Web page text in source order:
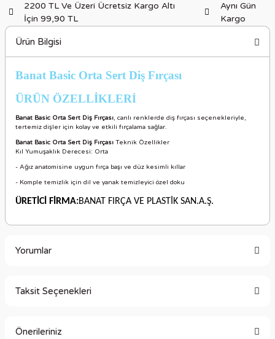
2200 TL Ve Üzeri Ücretsiz Kargo Altı
İçin 99,90 TL
Aynı Gün
Kargo
Ürün Bilgisi
Banat Basic Orta Sert Diş Fırçası
ÜRÜN ÖZELLİKLERİ
Banat Basic Orta Sert Diş Fırçası, canlı renklerde diş fırçası seçenekleriyle,
tertemiz dişler için kolay ve etkili fırçalama sağlar.
Banat Basic Orta Sert Diş Fırçası Teknik Özellikler
Kıl Yumuşaklık Derecesi: Orta
- Ağız anatomisine uygun fırça başı ve düz kesimli kıllar
- Komple temizlik için dil ve yanak temizleyici özel doku
ÜRETİCİ FİRMA:BANAT FIRÇA VE PLASTİK SAN.A.Ş.
Yorumlar
Taksit Seçenekleri
Önerileriniz